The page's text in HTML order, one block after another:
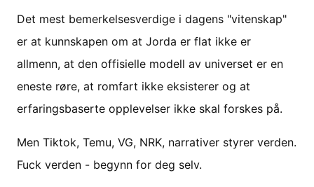
Det mest bemerkelsesverdige i dagens "vitenskap"
er at kunnskapen om at Jorda er flat ikke er
allmenn, at den offisielle modell av universet er en
eneste røre, at romfart ikke eksisterer og at
erfaringsbaserte opplevelser ikke skal forskes på.
Men Tiktok, Temu, VG, NRK, narrativer styrer verden.
Fuck verden - begynn for deg selv.